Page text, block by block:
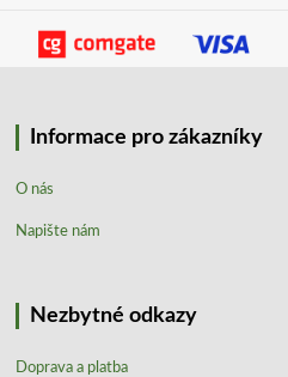
Informace pro zákazníky
O nás
Napište nám
Nezbytné odkazy
Doprava a platba